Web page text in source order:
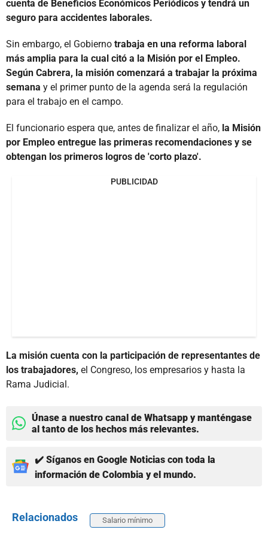
cuenta de Beneficios Económicos Periódicos y tendrá un
seguro para accidentes laborales.
Sin embargo, el Gobierno trabaja en una reforma laboral
más amplia para la cual citó a la Misión por el Empleo.
Según Cabrera, la misión comenzará a trabajar la próxima
semana y el primer punto de la agenda será la regulación
para el trabajo en el campo.
El funcionario espera que, antes de finalizar el año, la Misión
por Empleo entregue las primeras recomendaciones y se
obtengan los primeros logros de 'corto plazo'.
PUBLICIDAD
La misión cuenta con la participación de representantes de
los trabajadores, el Congreso, los empresarios y hasta la
Rama Judicial.
Únase a nuestro canal de Whatsapp y manténgase
al tanto de los hechos más relevantes.
✔️ Síganos en Google Noticias con toda la
información de Colombia y el mundo.
Relacionados Salario mínimo